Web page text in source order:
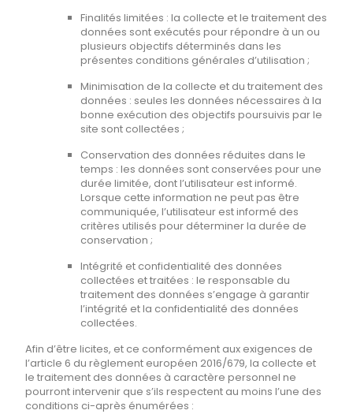
Finalités limitées : la collecte et le traitement des
données sont exécutés pour répondre à un ou
plusieurs objectifs déterminés dans les
présentes conditions générales d’utilisation ;
Minimisation de la collecte et du traitement des
données : seules les données nécessaires à la
bonne exécution des objectifs poursuivis par le
site sont collectées ;
Conservation des données réduites dans le
temps : les données sont conservées pour une
durée limitée, dont l’utilisateur est informé.
Lorsque cette information ne peut pas être
communiquée, l’utilisateur est informé des
critères utilisés pour déterminer la durée de
conservation ;
Intégrité et confidentialité des données
collectées et traitées : le responsable du
traitement des données s’engage à garantir
l’intégrité et la confidentialité des données
collectées.
Afin d’être licites, et ce conformément aux exigences de
l’article 6 du règlement européen 2016/679, la collecte et
le traitement des données à caractère personnel ne
pourront intervenir que s’ils respectent au moins l’une des
conditions ci-après énumérées :